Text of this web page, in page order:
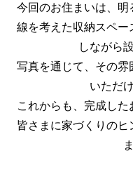
今回のお住まいは、明
線を考えた収納スペー
しながら
写真を通じて、その雰
いただ
これからも、完成した
皆さまに家づくりの